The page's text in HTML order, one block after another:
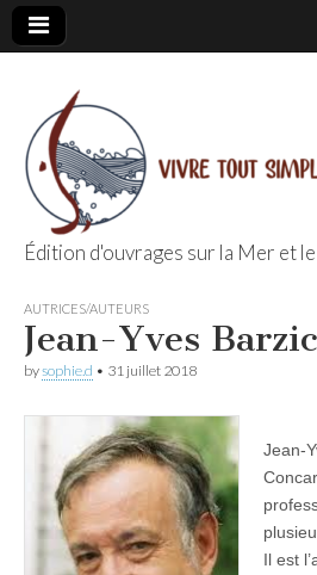
Editions
Tout
Édition d'ouvrages sur la Mer et
AUTRICES/AUTEURS
Jean-Yves Barzic
bysophie.d • 31 juillet 2018
Jean-
Il est